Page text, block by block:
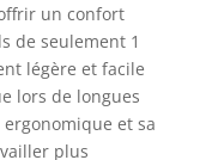
central
abrasifs sur
ex,
un tuyau
et un
un confort
de seulement 1
légère et facile
lors de longues
et sa
plus